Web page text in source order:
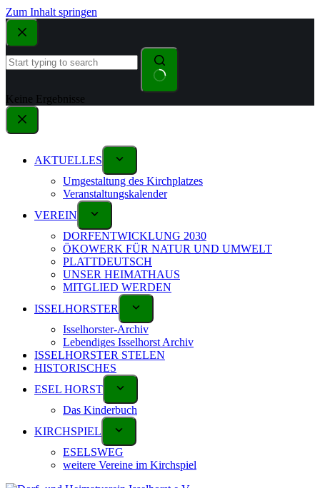
Zum Inhalt springen
Keine Ergebnisse
AKTUELLES
Umgestaltung des Kirchplatzes
Veranstaltungskalender
VEREIN
DORFENTWICKLUNG 2030
ÖKOWERK FÜR NATUR UND UMWELT
PLATTDEUTSCH
UNSER HEIMATHAUS
MITGLIED WERDEN
ISSELHORSTER
Isselhorster-Archiv
Lebendiges Isselhorst Archiv
ISSELHORSTER STELEN
HISTORISCHES
ESEL HORST
Das Kinderbuch
KIRCHSPIEL
ESELSWEG
weitere Vereine im Kirchspiel